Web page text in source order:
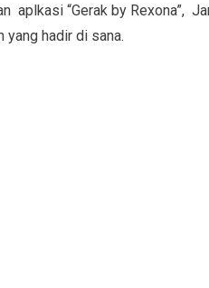
aplkasi “Gerak by Rexona”,
yang hadir di sana.